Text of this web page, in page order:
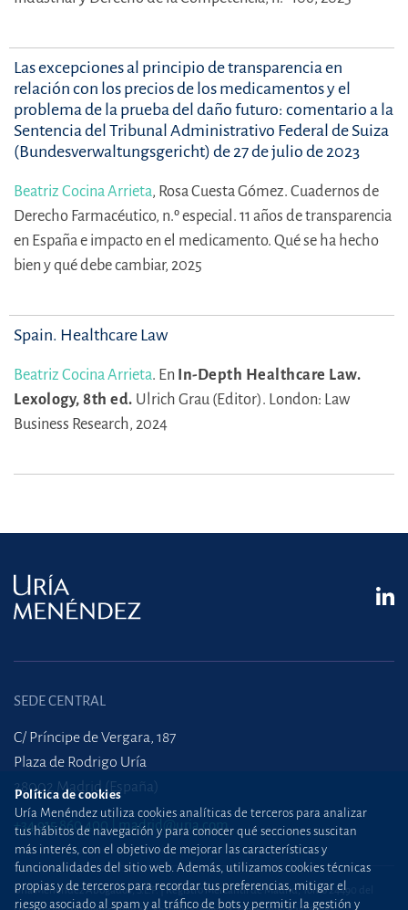
Las excepciones al principio de transparencia en
relación con los precios de los medicamentos y el
problema de la prueba del daño futuro: comentario a la
Sentencia del Tribunal Administrativo Federal de Suiza
(Bundesverwaltungsgericht) de 27 de julio de 2023
Beatriz Cocina Arrieta, Rosa Cuesta Gómez. Cuadernos de
Derecho Farmacéutico, n.º especial. 11 años de transparencia
en España e impacto en el medicamento. Qué se ha hecho
bien y qué debe cambiar, 2025
Spain. Healthcare Law
Beatriz Cocina Arrieta. En In-Depth Healthcare Law.
Lexology, 8th ed. Ulrich Grau (Editor). London: Law
Business Research, 2024
SEDE CENTRAL
C/ Príncipe de Vergara, 187
Plaza de Rodrigo Uría
28002 Madrid (España)
+34 915 860 400 madrid@uria.com
Uría Menéndez Abogados, S.L.P. | Registro Mercantil de Madrid, Tomo 24490 del
Política de cookies
Uría Menéndez utiliza cookies analíticas de terceros para analizar
tus hábitos de navegación y para conocer qué secciones suscitan
más interés, con el objetivo de mejorar las características y
funcionalidades del sitio web. Además, utilizamos cookies técnicas
propias y de terceros para recordar tus preferencias, mitigar el
riesgo asociado al spam y al tráfico de bots y permitir la gestión y